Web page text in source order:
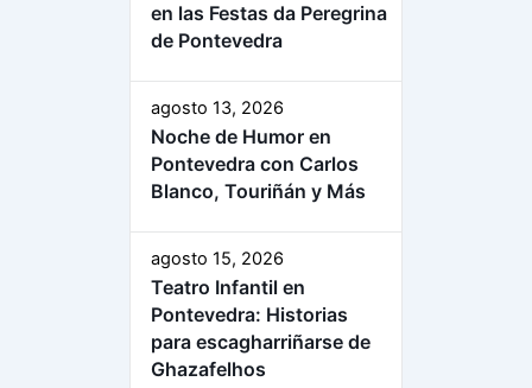
en las Festas da Peregrina
de Pontevedra
agosto 13, 2026
Noche de Humor en
Pontevedra con Carlos
Blanco, Touriñán y Más
agosto 15, 2026
Teatro Infantil en
Pontevedra: Historias
para escagharriñarse de
Ghazafelhos